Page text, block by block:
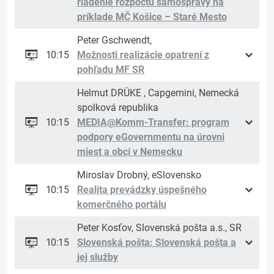
príklade MČ Košice – Staré Mesto
10:15
Peter Gschwendt,
Možnosti realizácie opatrení z
pohľadu MF SR
10:15
Helmut DRÜKE , Capgemini, Nemecká
spolková republika
MEDIA@Komm-Transfer: program
podpory eGovernmentu na úrovni
miest a obcí v Nemecku
10:15
Miroslav Drobný, eSlovensko
Realita prevádzky úspešného
komerčného portálu
10:15
Peter Kosťov, Slovenská pošta a.s., SR
Slovenská pošta: Slovenská pošta a
jej služby